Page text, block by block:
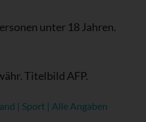
unter 18 Jahren.
Titelbild AFP.
| Sport | Alle Angaben